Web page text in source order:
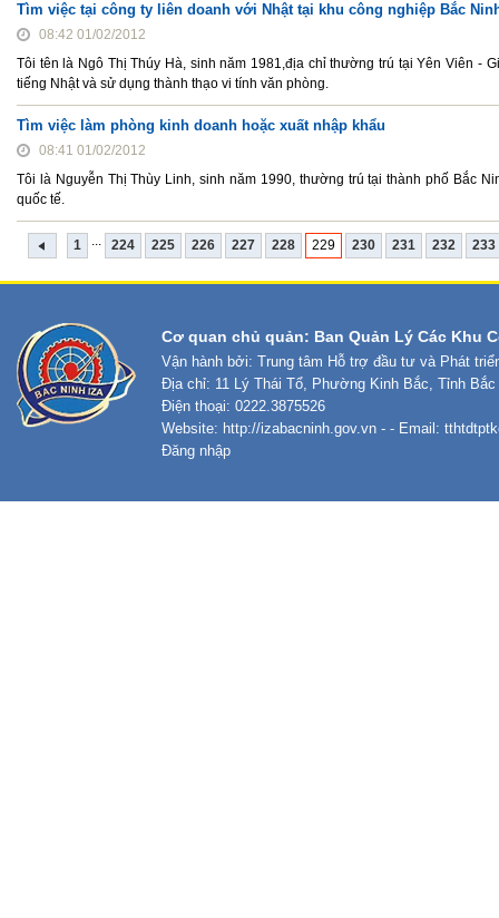
Tìm việc tại công ty liên doanh với Nhật tại khu công nghiệp Bắc
08:42 01/02/2012
Tôi tên là Ngô Thị Thúy Hà, sinh năm 1981,địa chỉ thường trú tại Yên Viên -
tiếng Nhật và sử dụng thành thạo vi tính văn phòng.
Tìm việc làm phòng kinh doanh hoặc xuất nhập khẩu
08:41 01/02/2012
Tôi là Nguyễn Thị Thùy Linh, sinh năm 1990, thường trú tại thành phố Bắc
quốc tế.
1 ... 224 225 226 227 228 229 230 231 232 233
Cơ quan chủ quản: Ban Quản Lý Các Khu
Vận hành bởi: Trung tâm Hỗ trợ đầu tư và Phát
Địa chỉ: 11 Lý Thái Tổ, Phường Kinh Bắc, Tỉnh Bắc
Điện thoại: 0222.3875526
Website: http://izabacninh.gov.vn - - Email:
Đăng nhập